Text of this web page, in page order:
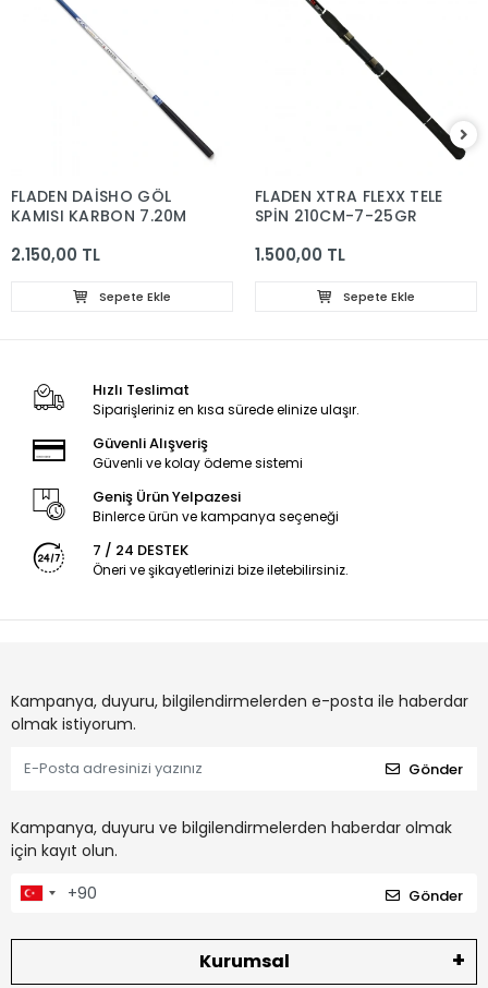
FLADEN DAİSHO GÖL
KAMIŞI KARBON 7.20M
2.150,00 TL
Sepete Ekle
FLADEN XTRA FLEXX TELE
SPİN 210CM-7-25GR
1.500,00 TL
Sepete Ekle
Hızlı Teslimat
Siparişleriniz en kısa sürede elinize ulaşır.
Güvenli Alışveriş
Güvenli ve kolay ödeme sistemi
Geniş Ürün Yelpazesi
Binlerce ürün ve kampanya seçeneği
7 / 24 DESTEK
Öneri ve şikayetlerinizi bize iletebilirsiniz.
Kampanya, duyuru, bilgilendirmelerden e-posta ile haberdar
olmak istiyorum.
Gönder
Kampanya, duyuru ve bilgilendirmelerden haberdar olmak
için kayıt olun.
Gönder
Kurumsal